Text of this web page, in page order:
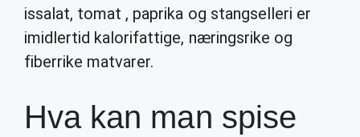
issalat, tomat , paprika og stangselleri er
imidlertid kalorifattige, næringsrike og
fiberrike matvarer.
Hva kan man spise